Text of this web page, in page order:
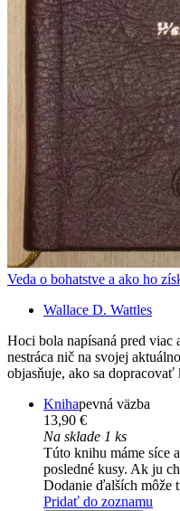
Veda o bohatstve a ako ho
Wallace D. Wattles
Hoci bola napísaná pred viac
nestráca nič na svojej
objasňuje, ako sa
Knihapevná väzba
13,90 €
Na sklade 1 ks
Túto knihu máme síce
posledné kusy. Ak ju
Dodanie ďalších môže
Pridať do zoznamu